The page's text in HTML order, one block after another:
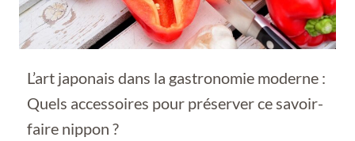
L’art japonais dans la gastronomie moderne :
Quels accessoires pour préserver ce savoir-
faire nippon ?